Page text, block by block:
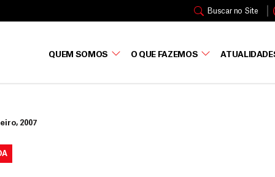
Buscar no Site
QUEM SOMOS O QUE FAZEMOS
2007